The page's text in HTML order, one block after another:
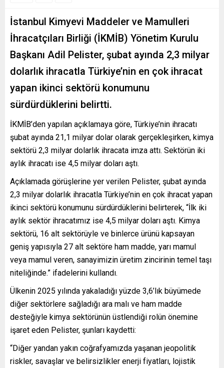
İstanbul Kimyevi Maddeler ve Mamulleri
İhracatçıları Birliği (İKMİB) Yönetim Kurulu
Başkanı Adil Pelister, şubat ayında 2,3 milyar
dolarlık ihracatla Türkiye’nin en çok ihracat
yapan ikinci sektörü konumunu
sürdürdüklerini belirtti.
İKMİB’den yapılan açıklamaya göre, Türkiye’nin ihracatı
şubat ayında 21,1 milyar dolar olarak gerçekleşirken, kimya
sektörü 2,3 milyar dolarlık ihracata imza attı. Sektörün iki
aylık ihracatı ise 4,5 milyar doları aştı.
Açıklamada görüşlerine yer verilen Pelister, şubat ayında
2,3 milyar dolarlık ihracatla Türkiye’nin en çok ihracat yapan
ikinci sektörü konumunu sürdürdüklerini belirterek, “İlk iki
aylık sektör ihracatımız ise 4,5 milyar doları aştı. Kimya
sektörü, 16 alt sektörüyle ve binlerce ürünü kapsayan
geniş yapısıyla 27 alt sektöre ham madde, yarı mamul
veya mamul veren, sanayimizin üretim zincirinin temel taşı
niteliğinde.” ifadelerini kullandı.
Ülkenin 2025 yılında yakaladığı yüzde 3,6’lık büyümede
diğer sektörlere sağladığı ara malı ve ham madde
desteğiyle kimya sektörünün üstlendiği rolün önemine
işaret eden Pelister, şunları kaydetti:
“Diğer yandan yakın coğrafyamızda yaşanan jeopolitik
riskler, savaşlar ve belirsizlikler enerji fiyatları, lojistik